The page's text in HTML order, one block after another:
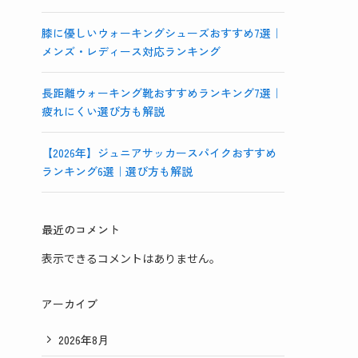
膝に優しいウォーキングシューズおすすめ7選｜
メンズ・レディース対応ランキング
長距離ウォーキング靴おすすめランキング7選｜
疲れにくい選び方も解説
【2026年】ジュニアサッカースパイクおすすめ
ランキング6選｜選び方も解説
最近のコメント
表示できるコメントはありません。
アーカイブ
2026年8月